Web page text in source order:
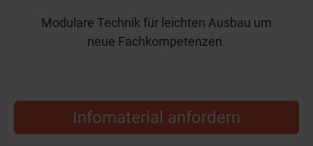
Modulare Technik für leichten Ausbau um
neue Fachkompetenzen.
Infomaterial anfordern